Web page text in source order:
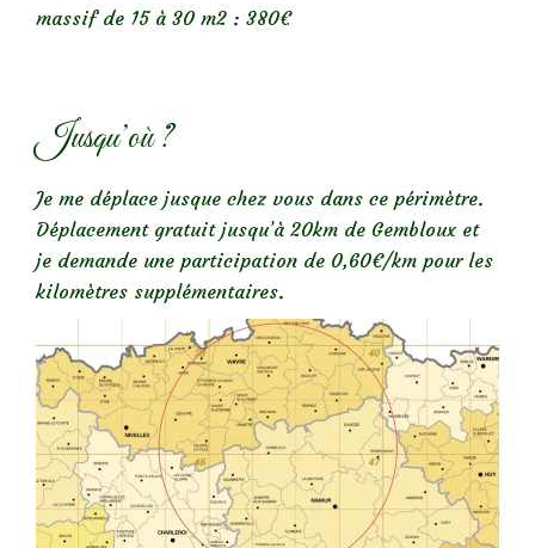
massif de 15 à 30 m2 : 380€
Jusqu’où ?
Je me déplace jusque chez vous dans ce périmètre.
Déplacement gratuit jusqu’à 20km de Gembloux et
je demande une participation de 0,60€/km pour les
kilomètres supplémentaires.